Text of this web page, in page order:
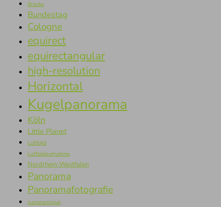
Brücke
Bundestag
Cologne
equirect
equirectangular
high-resolution
Horizontal
Kugelpanorama
Köln
Little Planet
Luftbild
Luftbildaufnahme
Nordrhein-Westfalen
Panorama
Panoramafotografie
panoramique